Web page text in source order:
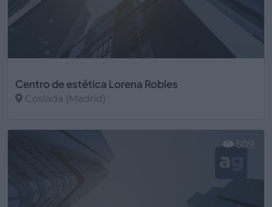
Centro de estética Lorena Robles
Coslada (Madrid)
509